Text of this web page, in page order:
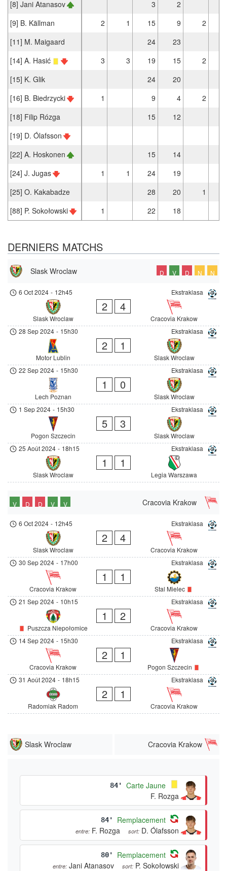
[8] Jani Atanasov 3
2
[9] B. Källman
2 1 15 9
2
[11] M. Maigaard
24
23
[14] A. Hasić
3 3 19 15
2
[15] K. Glik
24
20
[16] B. Biedrzycki
1 9 4
2
[18] Filip Rózga
15
12
[19] D. Ólafsson
[22] A. Hoskonen
15
14
[24] J. Jugas
1 1 24
19
[25] O. Kakabadze
28 20
1
[88] P. Sokołowski
1 22 18
DERNIERS MATCHS
Slask Wroclaw D V D N N
Ekstraklasa
6 Oct 2024 - 12h45
Slask Wroclaw
2 4
Cracovia Krakow
Ekstraklasa
28 Sep 2024 - 15h30
Motor Lublin
2 1
Slask Wroclaw
Ekstraklasa
22 Sep 2024 - 15h30
Lech Poznan
1 0
Slask Wroclaw
Ekstraklasa
1 Sep 2024 - 15h30
Pogon Szczecin
5 3
Slask Wroclaw
Ekstraklasa
25 Août 2024 - 18h15
Slask Wroclaw
1 1
Legia Warszawa
Cracovia Krakow
V D D V V
Ekstraklasa
6 Oct 2024 - 12h45
Slask Wroclaw
2 4
Cracovia Krakow
Ekstraklasa
30 Sep 2024 - 17h00
Cracovia Krakow
1 1
Stal Mielec
Ekstraklasa
21 Sep 2024 - 10h15
Puszcza Niepołomice
1 2
Cracovia Krakow
Ekstraklasa
14 Sep 2024 - 15h30
Cracovia Krakow
2 1
Pogon Szczecin
Ekstraklasa
31 Août 2024 - 18h15
Radomiak Radom
2 1
Cracovia Krakow
Slask Wroclaw Cracovia Krakow
84'
Carte Jaune
F. Rozga
84' Remplacement
entre: F. Rozga sort: D. Ólafsson
80' Remplacement
entre: Jani Atanasov sort: P. Sokołowski